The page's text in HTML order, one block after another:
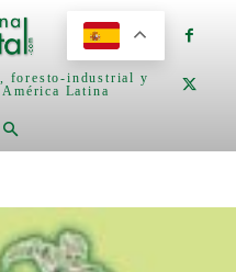
foresto-industrial y
Latina